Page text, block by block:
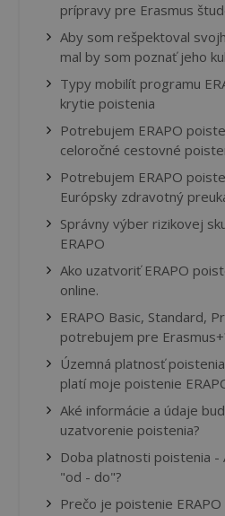
prípravy pre Erasmus
Aby som rešpektoval
mal by som poznať jeho
Typy mobilít programu
krytie poistenia
Potrebujem ERAPO
celoročné cestovné
Potrebujem ERAPO
Európsky zdravotný
Správny výber rizikovej
ERAPO
Ako uzatvoriť ERAPO
online.
ERAPO Basic, Standard,
potrebujem pre
Územná platnosť
platí moje poistenie
Aké informácie a údaje
uzatvorenie poistenia?
Doba platnosti poistenia
"od - do"?
Prečo je poistenie